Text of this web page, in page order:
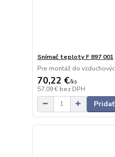
Snímač teploty F 897 001
Pre montáž do
70,22 €/ks
57,09 € bez DPH